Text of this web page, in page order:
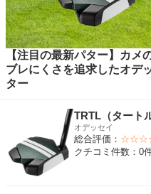
【注目の最新パター】カメ
ブレにくさを追求したオデ
ター
TRTL（タート
オデッセイ
総合評価：
クチコミ件数：0